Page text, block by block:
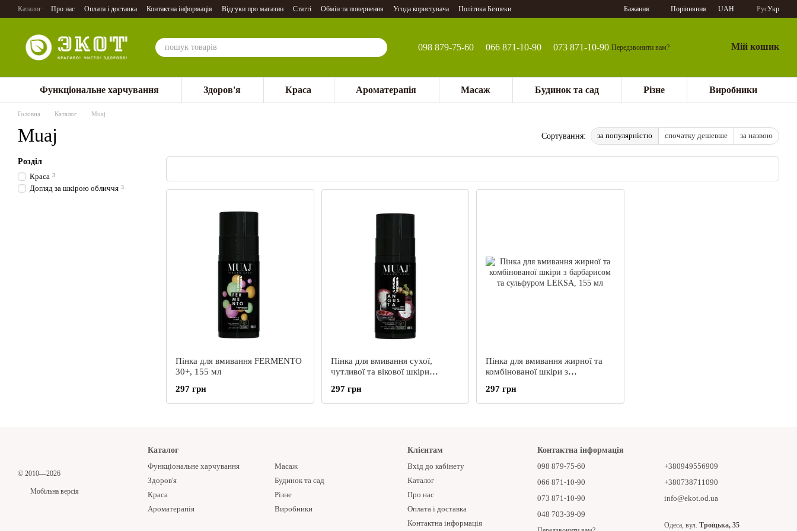
Перейти до основного контенту
Каталог Про нас Оплата і доставка Контактна інформація Відгуки про магазин Статті Обмін та повернення Угода користувача Політика Безпеки Бажання Порівняння UAH РусУкр
098 879-75-60 066 871-10-90 073 871-10-90 Передзвонити вам? Мій кошик
Функціональне харчування Здоров'я Краса Ароматерапія Масаж Будинок та сад Різне Виробники
Головна Каталог Muaj
Muaj Сортування: за популярністю спочатку дешевше за назвою
Пінка для вмивання FERMENTO
30+, 155 мл
297 грн
Пінка для вмивання сухої,
чутливої та вікової шкіри
297 грн
Пінка для вмивання жирної та
комбінованої шкіри з
LEKSA, 155 мл
297 грн
Розділ
Краса 3
Догляд за шкірою обличчя 3
© 2010—2026
Мобільна версія
Каталог
Функціональне харчування
Здоров'я
Краса
Ароматерапія
Масаж
Будинок та сад
Різне
Виробники
Клієнтам
Вхід до кабінету
Каталог
Про нас
Оплата і доставка
Контактна інформація
Контактна інформація
098 879-75-60
066 871-10-90
073 871-10-90
048 703-39-09
+380949556909
+380738711090
info@ekot.od.ua
Одеса, вул. Троїцька, 35